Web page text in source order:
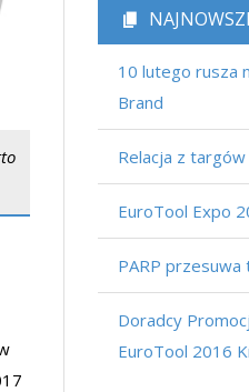
10 lutego rusza
Brand
Relacja z
EuroTool Expo
PARP przesuwa
Doradcy
EuroTool 2016